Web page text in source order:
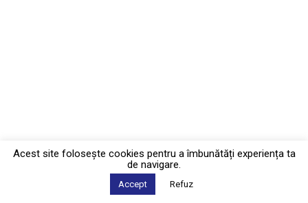
Acest site foloseşte cookies pentru a îmbunătăți experiența ta
de navigare.
Accept Refuz